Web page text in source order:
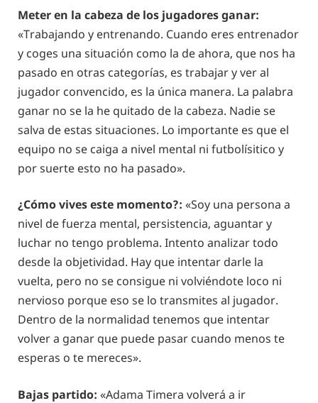
Meter en la cabeza de los jugadores ganar:
«Trabajando y entrenando. Cuando eres entrenador
y coges una situación como la de ahora, que nos ha
pasado en otras categorías, es trabajar y ver al
jugador convencido, es la única manera. La palabra
ganar no se la he quitado de la cabeza. Nadie se
salva de estas situaciones. Lo importante es que el
equipo no se caiga a nivel mental ni futbolísitico y
por suerte esto no ha pasado».
¿Cómo vives este momento?: «Soy una persona a
nivel de fuerza mental, persistencia, aguantar y
luchar no tengo problema. Intento analizar todo
desde la objetividad. Hay que intentar darle la
vuelta, pero no se consigue ni volviéndote loco ni
nervioso porque eso se lo transmites al jugador.
Dentro de la normalidad tenemos que intentar
volver a ganar que puede pasar cuando menos te
esperas o te mereces».
Bajas partido: «Adama Timera volverá a ir